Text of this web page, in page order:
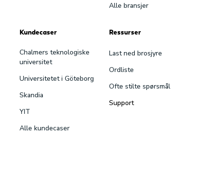
Alle bransjer
Kundecaser
Chalmers teknologiske
universitet
Universitetet i Göteborg
Skandia
YIT
Alle kundecaser
Ressurser
Last ned brosjyre
Ordliste
Ofte stilte spørsmål
Support